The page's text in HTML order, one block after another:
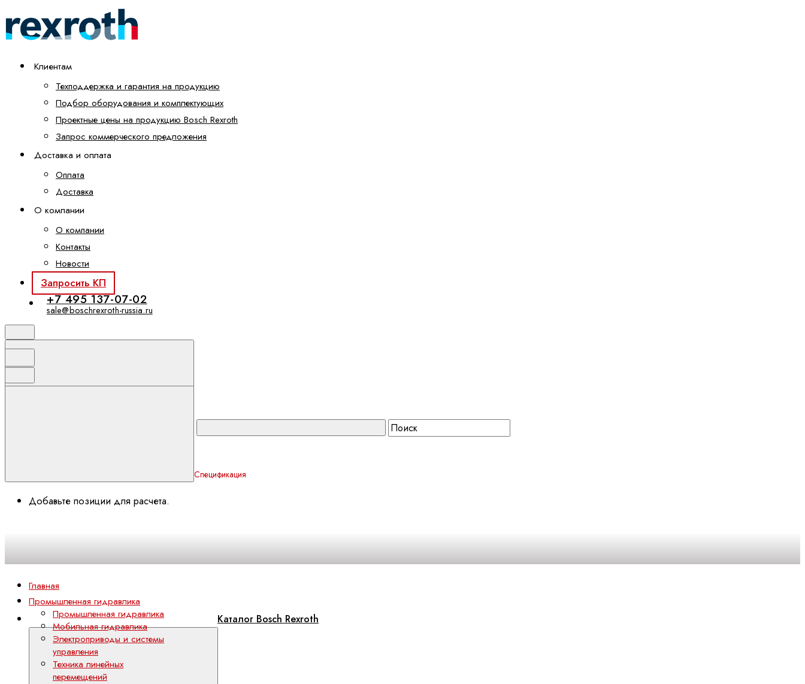
Клиентам
Техподдержка и гарантия на продукцию
Подбор оборудования и комплектующих
Проектные цены на продукцию Bosch Rexroth
Запрос коммерческого предложения
Доставка и оплата
Оплата
Доставка
О компании
О компании
Контакты
Новости
Запросить КП
+7 495 137-07-02
sale@boschrexroth-russia.ru
Спецификация
Добавьте позиции для расчета.
Каталог Bosch Rexroth
Главная
Промышленная гидравлика
Промышленная гидравлика
Мобильная гидравлика
Электроприводы и системы
управления
Техника линейных
перемещений